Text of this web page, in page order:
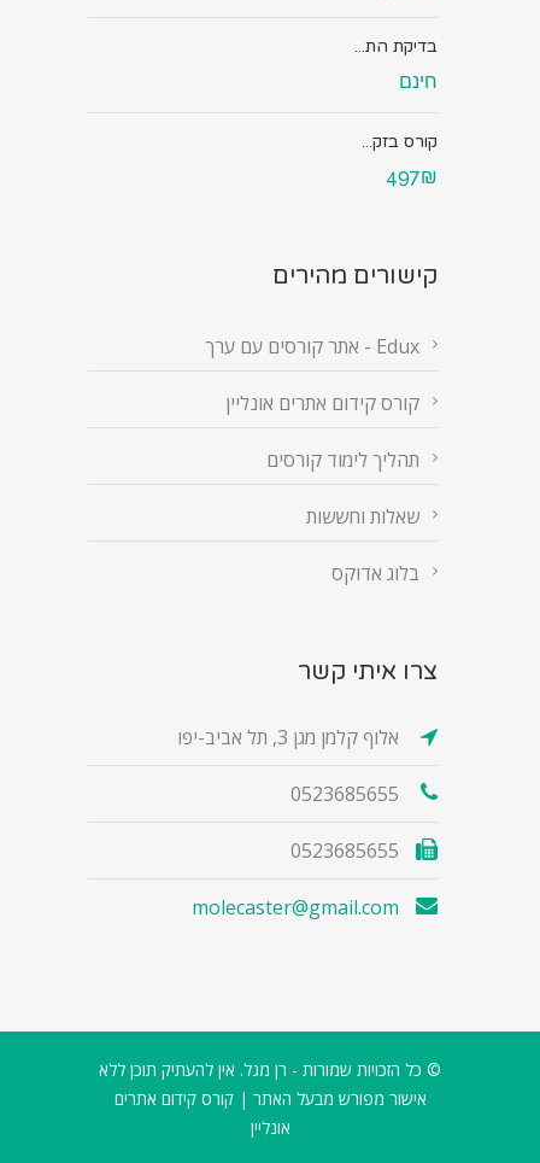
בדיקת הת...
חינם
קורס בזק...
497₪
קישורים מהירים
Edux - אתר קורסים עם ערך
קורס קידום אתרים אונליין
תהליך לימוד קורסים
שאלות וחששות
בלוג אדוקס
צרו איתי קשר
אלוף קלמן מגן 3, תל אביב-יפו
0523685655
0523685655
molecaster@gmail.com
© כל הזכויות שמורות - רן מגל. אין להעתיק תוכן ללא
אישור מפורש מבעל האתר |קורס קידום אתרים
אונליין